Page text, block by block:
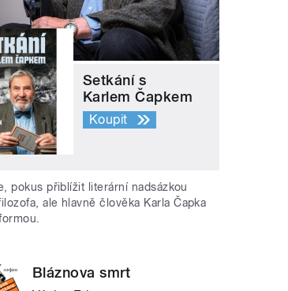
Setkání s
Karlem Čapkem
Koupit
pokus přiblížit literární nadsázkou
ale hlavně člověka Karla Čapka
Bláznova smrt